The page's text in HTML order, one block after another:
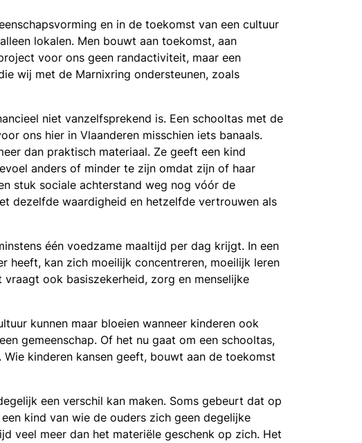
en in de toekomst van een cultuur
lokalen. Men bouwt aan toekomst, aan
voor ons geen randactiviteit, maar een
wij met de Marnixring ondersteunen, zoals
niet vanzelfsprekend is. Een schooltas met de
ons hier in Vlaanderen misschien iets banaals.
dan praktisch materiaal. Ze geeft een kind
anders of minder te zijn omdat zijn of haar
stuk sociale achterstand weg nog vóór de
dezelfde waardigheid en hetzelfde vertrouwen als
één voedzame maaltijd per dag krijgt. In een
heeft, kan zich moeilijk concentreren, moeilijk leren
ook basiszekerheid, zorg en menselijke
kunnen maar bloeien wanneer kinderen ook
gemeenschap. Of het nu gaat om een schooltas,
kinderen kansen geeft, bouwt aan de toekomst
een verschil kan maken. Soms gebeurt dat op
kind van wie de ouders zich geen degelijke
veel meer dan het materiële geschenk op zich. Het